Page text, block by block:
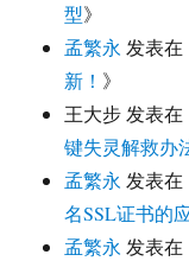
型》
孟繁永 发表在
新！ 》
王大步 发表在
键失灵解救办
孟繁永 发表在
名SSL证书的
孟繁永 发表在